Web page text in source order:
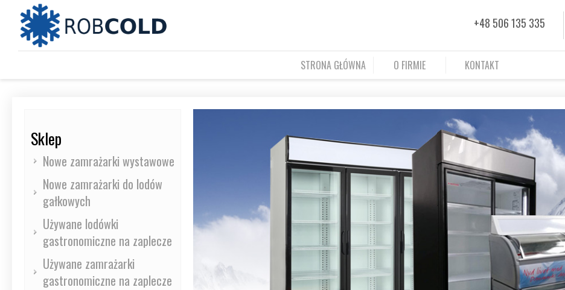
+48 506 135 335
STRONA GŁÓWNA O FIRMIE KONTAKT
Sklep
Nowe zamrażarki wystawowe
Nowe zamrażarki do lodów
gałkowych
Używane lodówki
gastronomiczne na zaplecze
Używane zamrażarki
gastronomiczne na zaplecze